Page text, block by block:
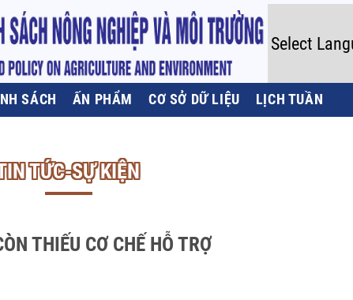
SÁCH ẤN PHẨM CƠ SỞ DỮ LIỆU LỊCH TUẦN
TỨC-SỰ KIỆN
THIẾU CƠ CHẾ HỖ TRỢ